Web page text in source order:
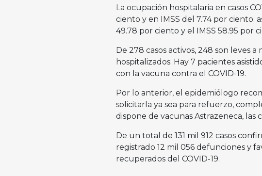
La ocupación hospitalaria en casos
ciento y en IMSS del 7.74 por ciento;
49.78 por ciento y el IMSS 58.95 por
De 278 casos activos, 248 son leves
hospitalizados. Hay 7 pacientes
con la vacuna contra el COVID-19.
Por lo anterior, el epidemiólogo
solicitarla ya sea para refuerzo,
dispone de vacunas Astrazeneca, las
De un total de 131 mil 912 casos
registrado 12 mil 056 defunciones y
recuperados del COVID-19.